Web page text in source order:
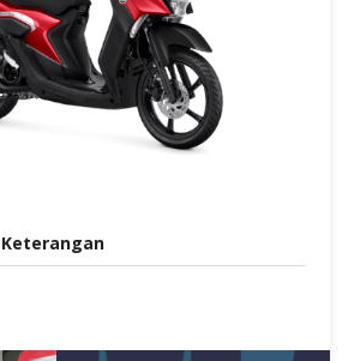
Keterangan